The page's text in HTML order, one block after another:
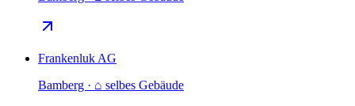
Frankenluk AG
Bamberg · ⌂ selbes Gebäude